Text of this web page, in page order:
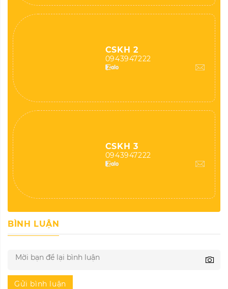
CSKH 2
0943947222
CSKH 3
0943947222
BÌNH LUẬN
Gửi bình luận